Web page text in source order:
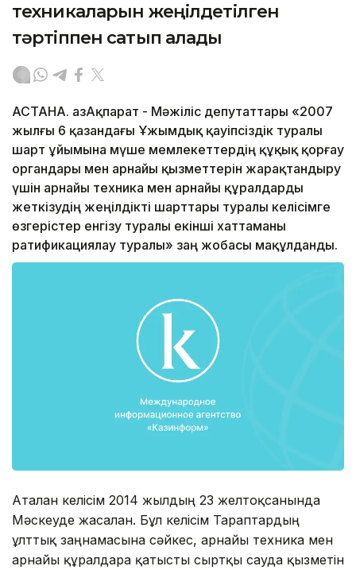
техникаларын жеңілдетілген
тәртіппен сатып алады
АСТАНА. ҚазАқпарат - Мәжіліс депутаттары «2007
жылғы 6 қазандағы Ұжымдық қауіпсіздік туралы
шарт ұйымына мүше мемлекеттердің құқық қорғау
органдары мен арнайы қызметтерін жарақтандыру
үшін арнайы техника мен арнайы құралдарды
жеткізудің жеңілдікті шарттары туралы келісімге
өзгерістер енгізу туралы екінші хаттаманы
ратификациялау туралы» заң жобасы мақұлданды.
Аталған келісім 2014 жылдың 23 желтоқсанында
Мәскеуде жасалған. Бұл келісім Тараптардың
ұлттық заңнамасына сәйкес, арнайы техника мен
арнайы құралдарға қатысты сыртқы сауда қызметін